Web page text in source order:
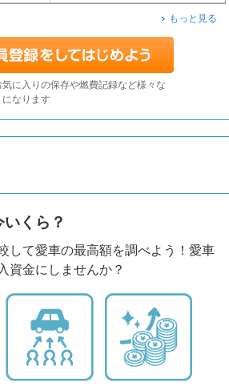
もっと見る
に入りの保存や燃費記録など様々な
なります
くら？
して愛車の最高額を調べよう！愛車
資金にしませんか？